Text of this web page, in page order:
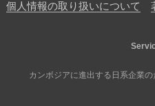
個人情報の取り扱いについて
カンボジアに進出する日系企業